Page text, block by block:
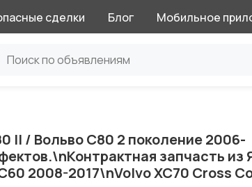
сделки Блог Мобильное
II / Вольво С80 2 поколение 2006-
запчасть из
2008-2017\nVolvo XC70 Cross